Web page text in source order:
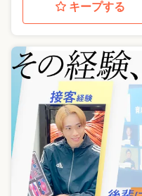
キープする